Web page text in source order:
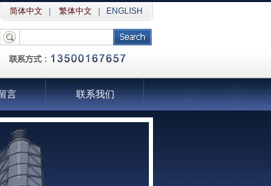
简体中文 繁体中文 ENGLISH
言 联系我们